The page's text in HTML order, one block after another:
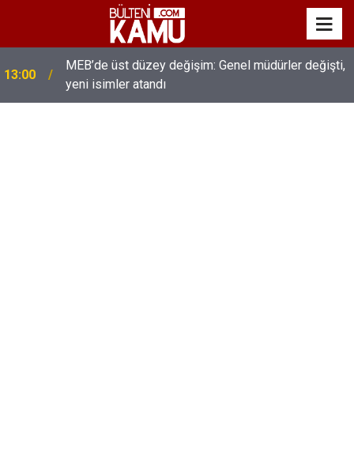
13:00
MEB’de üst düzey değişim: Genel müdürler değişti,
yeni isimler atandı